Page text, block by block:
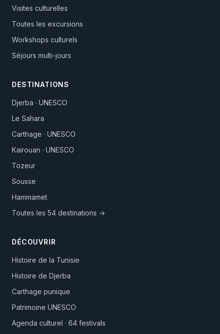
Visites culturelles
Toutes les excursions
Workshops culturels
Séjours multi-jours
DESTINATIONS
Djerba · UNESCO
Le Sahara
Carthage · UNESCO
Kairouan · UNESCO
Tozeur
Sousse
Hammamet
Toutes les 54 destinations →
DÉCOUVRIR
Histoire de la Tunisie
Histoire de Djerba
Carthage punique
Patrimoine UNESCO
Agenda culturel · 64 festivals